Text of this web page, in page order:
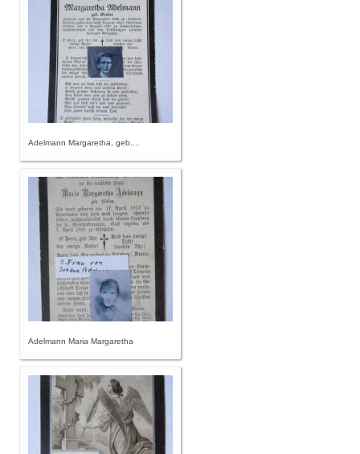
Adelmann Margaretha, geb....
Adelmann Maria Margaretha